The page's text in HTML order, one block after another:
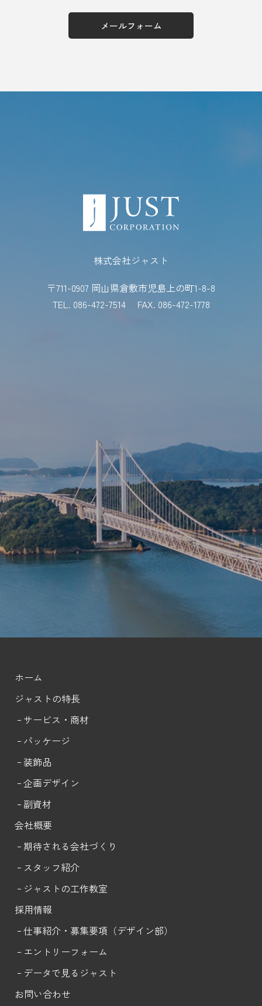
メールフォーム
株式会社ジャスト
〒711-0907 岡山県倉敷市児島上の町1-8-8
TEL. 086-472-7514
FAX. 086-472-1778
ホーム
ジャストの特長
サービス・商材
パッケージ
装飾品
企画デザイン
副資材
会社概要
期待される会社づくり
スタッフ紹介
ジャストの工作教室
採用情報
仕事紹介・募集要項（デザイン部）
エントリーフォーム
データで見るジャスト
お問い合わせ